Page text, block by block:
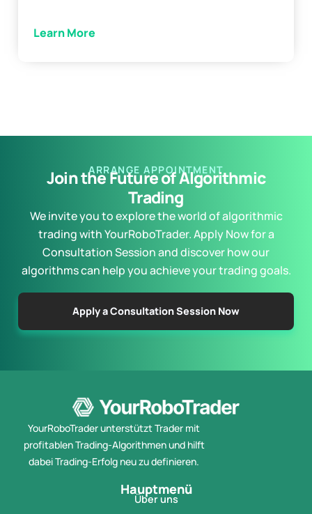
Learn More
ARRANGE APPOINTMENT
Join the Future of Algorithmic
Trading
We invite you to explore the world of algorithmic
trading with YourRoboTrader. Apply Now for a
Consultation Session and discover how our
algorithms can help you achieve your trading goals.
Apply a Consultation Session Now
YourRoboTrader unterstützt Trader mit
profitablen Trading-Algorithmen und hilft
dabei Trading-Erfolg neu zu definieren.
Hauptmenü
Über uns